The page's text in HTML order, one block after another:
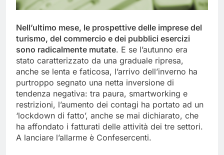
Nell’ultimo mese, le prospettive delle imprese del
turismo, del commercio e dei pubblici esercizi
sono radicalmente mutate. E se l’autunno era
stato caratterizzato da una graduale ripresa,
anche se lenta e faticosa, l’arrivo dell’inverno ha
purtroppo segnato una netta inversione di
tendenza negativa: tra paura, smartworking e
restrizioni, l’aumento dei contagi ha portato ad un
‘lockdown di fatto’, anche se mai dichiarato, che
ha affondato i fatturati delle attività dei tre settori.
A lanciare l’allarme è Confesercenti.